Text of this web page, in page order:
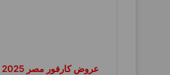
عروض كارفور مصر 2025